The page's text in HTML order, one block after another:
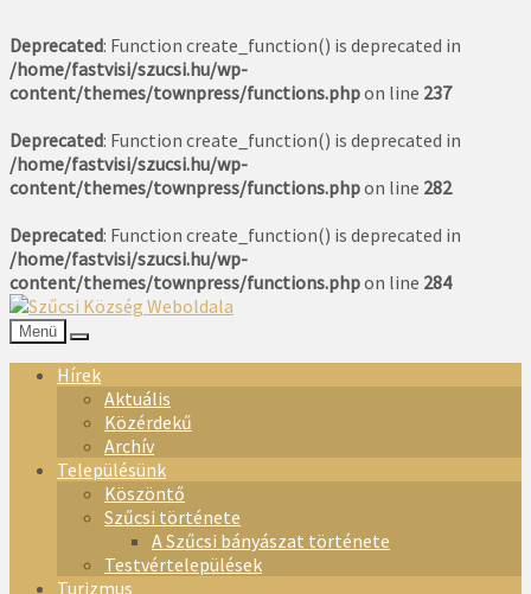
Deprecated: Function create_function() is deprecated in
/home/fastvisi/szucsi.hu/wp-
content/themes/townpress/functions.phpon line 237
Deprecated: Function create_function() is deprecated in
/home/fastvisi/szucsi.hu/wp-
content/themes/townpress/functions.phpon line 282
Deprecated: Function create_function() is deprecated in
/home/fastvisi/szucsi.hu/wp-
content/themes/townpress/functions.phpon line 284
Menü
Hírek
Aktuális
Közérdekű
Archív
Településünk
Köszöntő
Szűcsi története
A Szűcsi bányászat története
Testvértelepülések
Turizmus